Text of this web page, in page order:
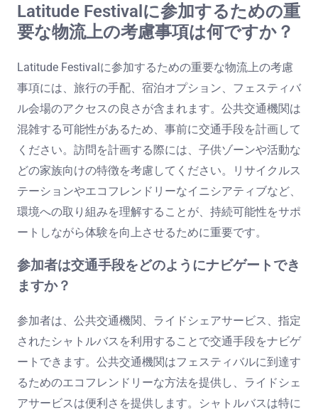
Latitude Festivalに参加するための重
要な物流上の考慮事項は何ですか？
Latitude Festivalに参加するための重要な物流上の考慮
事項には、旅行の手配、宿泊オプション、フェスティバ
ル会場のアクセスの良さが含まれます。公共交通機関は
混雑する可能性があるため、事前に交通手段を計画して
ください。訪問を計画する際には、子供ゾーンや活動な
どの家族向けの特徴を考慮してください。リサイクルス
テーションやエコフレンドリーなイニシアティブなど、
環境への取り組みを理解することが、持続可能性をサポ
ートしながら体験を向上させるために重要です。
参加者は交通手段をどのようにナビゲートでき
ますか？
参加者は、公共交通機関、ライドシェアサービス、指定
されたシャトルバスを利用することで交通手段をナビゲ
ートできます。公共交通機関はフェスティバルに到達す
るためのエコフレンドリーな方法を提供し、ライドシェ
アサービスは便利さを提供します。シャトルバスは特に